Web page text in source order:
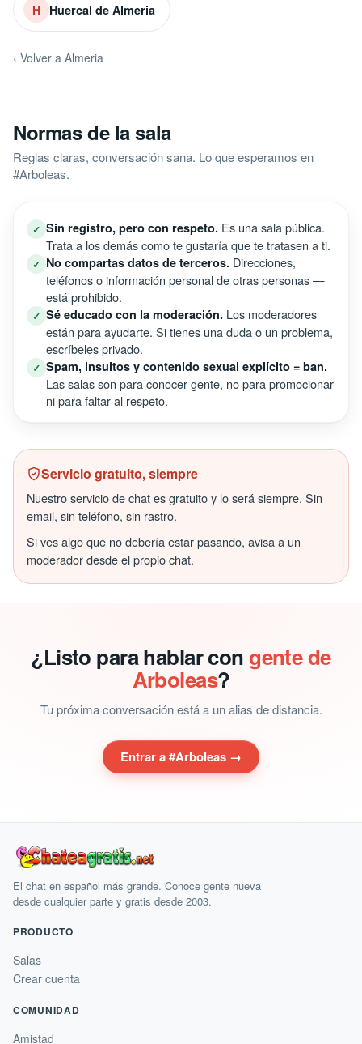
H Huercal de Almeria
‹ Volver a Almeria
Normas de la sala
Reglas claras, conversación sana. Lo que esperamos en
#Arboleas.
✓ Sin registro, pero con respeto. Es una sala pública.
Trata a los demás como te gustaría que te tratasen a ti.
✓ No compartas datos de terceros. Direcciones,
teléfonos o información personal de otras personas —
está prohibido.
✓ Sé educado con la moderación. Los moderadores
están para ayudarte. Si tienes una duda o un problema,
escríbeles privado.
✓ Spam, insultos y contenido sexual explícito = ban.
Las salas son para conocer gente, no para promocionar
ni para faltar al respeto.
Servicio gratuito, siempre
Nuestro servicio de chat es gratuito y lo será siempre. Sin
email, sin teléfono, sin rastro.
Si ves algo que no debería estar pasando, avisa a un
moderador desde el propio chat.
¿Listo para hablar con gente de
Arboleas?
Tu próxima conversación está a un alias de distancia.
Entrar a #Arboleas →
El chat en español más grande. Conoce gente nueva
desde cualquier parte y gratis desde 2003.
PRODUCTO
Salas
Crear cuenta
COMUNIDAD
Amistad